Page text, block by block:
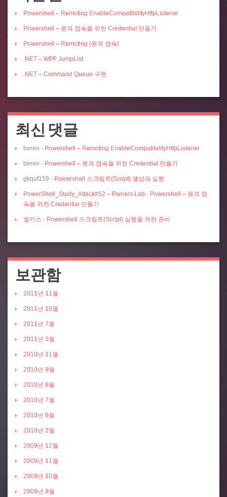
Powershell – Remoting EnableCompatibilityHttpListener
Powershell – 원격 접속을 위한 Credential 만들기
Powershell – Remoting (원격 접속)
.NET – WPF JumpList
.NET – Command Queue 구현
최신 댓글
beren - Powershell – Remoting EnableCompatibilityHttpListener
beren - Powershell – 원격 접속을 위한 Credential 만들기
gkquf159 - Powershell 스크립트(Script) 생성과 실행
PowerShell_Study_Attack#52 – Pwners Lab - Powershell – 원격 접
속을 위한 Credential 만들기
엘키스 - Powershell 스크립트(Script) 실행을 위한 준비
보관함
2011년 11월
2011년 10월
2011년 7월
2011년 3월
2010년 11월
2010년 9월
2010년 8월
2010년 7월
2010년 6월
2010년 2월
2009년 12월
2009년 11월
2009년 10월
2009년 9월